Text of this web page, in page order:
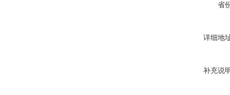
省
详细地
补充说